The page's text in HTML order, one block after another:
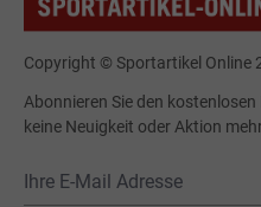
Copyright © Sportartikel Online
Abonnieren Sie den
keine Neuigkeit oder Aktion